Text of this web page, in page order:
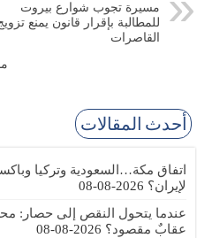
مسيرة تجوب شوارع بيروت
للمطالبة بإقرار قانون يمنع
القاصرات
أحدث المقالات
اتفاق مكة…السعودية وتركيا
لإيران؟ 2026-08-08
عندما يتحول النقص إلى حصار:
عقابٌ مقصود؟ 2026-08-08